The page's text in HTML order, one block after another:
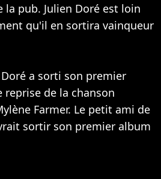
la pub. Julien Doré est loin
qu'il en sortira vainqueur
a sorti son premier
reprise de la chanson
Farmer. Le petit ami de
sortir son premier album